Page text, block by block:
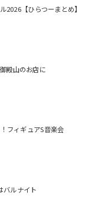
2026【ひらつーまとめ】
殿山のお店に
フィギュアS音楽会
バルナイト